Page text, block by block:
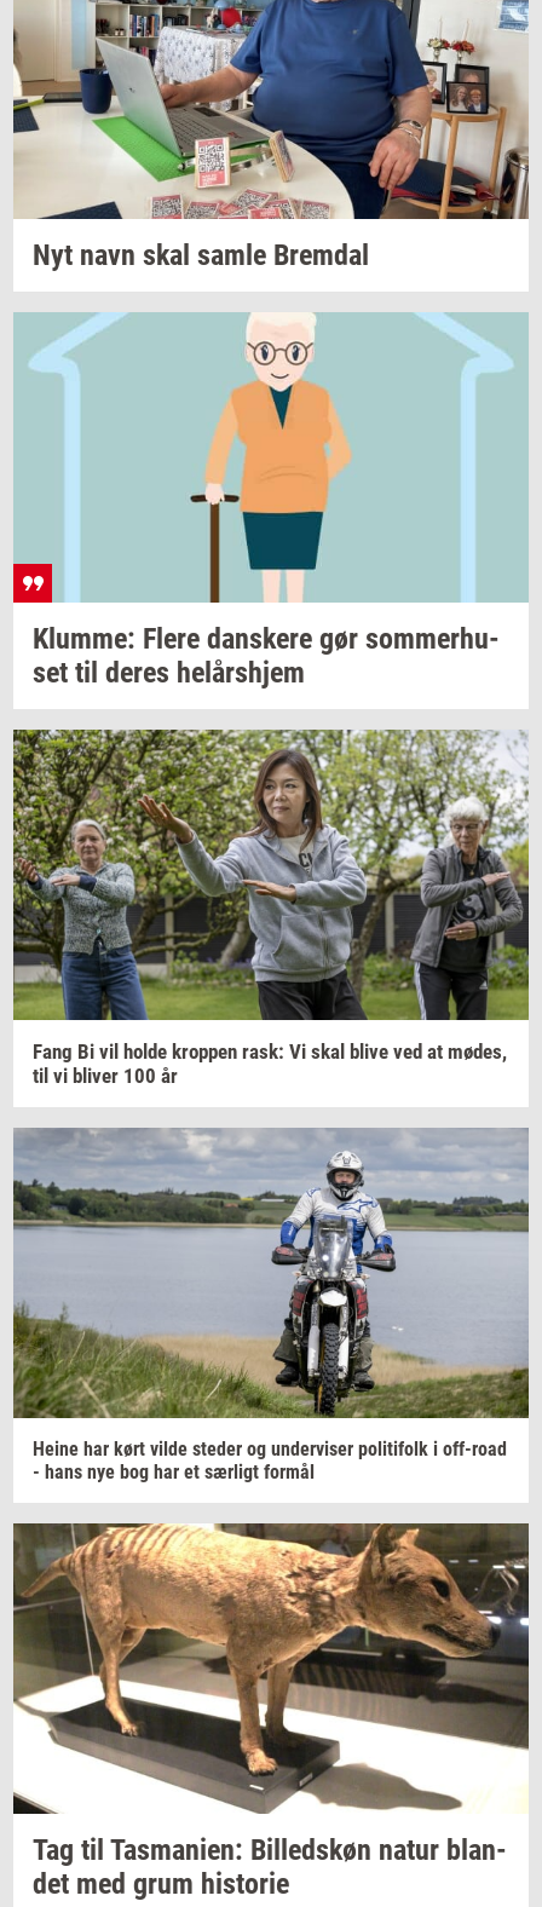
Nyt navn skal samle Brem­dal
Klum­me: Flere dan­ske­re gør som­mer­hu­
set til deres helårs­hjem
Fang Bi vil holde krop­pen rask: Vi skal blive ved at mødes,
til vi bli­ver 100 år
Heine har kørt vilde ste­der og un­der­vi­ser po­li­ti­folk i off-​road
- hans nye bog har et sær­ligt for­mål
Tag til Tas­ma­ni­en: Bil­leds­køn natur blan­
det med grum hi­sto­rie